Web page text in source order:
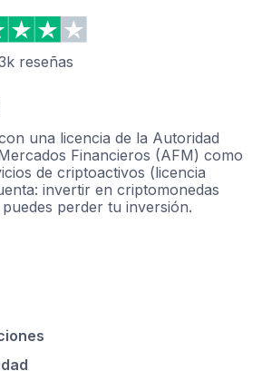
reseñas
una licencia de la Autoridad
Financieros (AFM) como
de criptoactivos (licencia
invertir en criptomonedas
perder tu inversión.